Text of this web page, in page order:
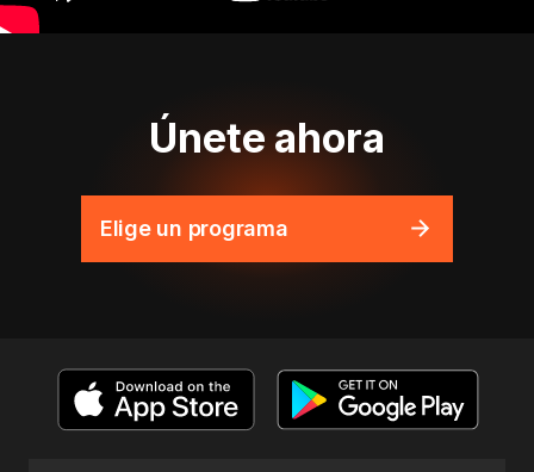
Únete ahora
Elige un programa